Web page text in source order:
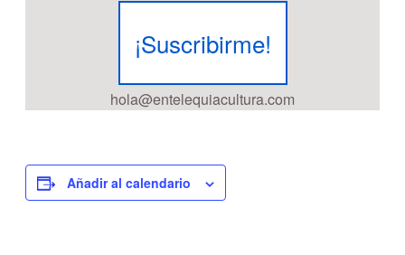
¡Suscribirme!
hola@entelequiacultura.com
Añadir al calendario